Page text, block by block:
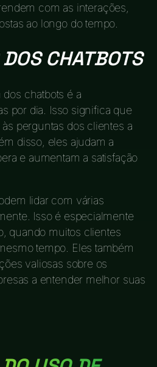
com as interações,
ao longo do tempo.
CHATBOTS
chatbots é a
por dia. Isso significa que
perguntas dos clientes a
disso, eles ajudam a
e aumentam a satisfação
lidar com várias
Isso é especialmente
quando muitos clientes
tempo. Eles também
valiosas sobre os
a entender melhor suas